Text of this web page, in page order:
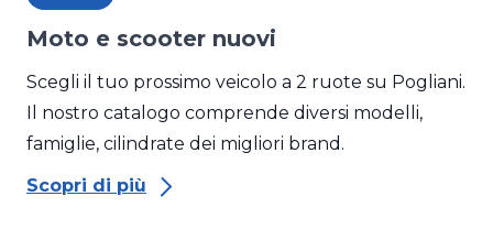
Moto e scooter nuovi
Scegli il tuo prossimo veicolo a 2 ruote su Pogliani.
Il nostro catalogo comprende diversi modelli,
famiglie, cilindrate dei migliori brand.
Scopri di più